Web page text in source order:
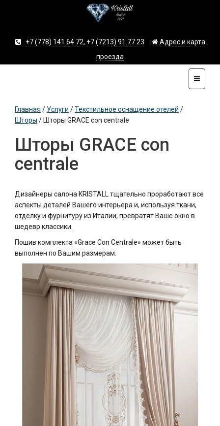
+7 (778) 141 64 72, +7 (7213) 91 77 23
Адрес и карта
проезда
Главная / Услуги /Текстильное оснащение отелей /
Шторы / Шторы GRACE con centrale
Шторы GRACE con
centrale
Дизайнеры салона KRISTALL тщательно проработают все
аспекты деталей Вашего интерьера и, используя ткани,
отделку и фурнитуру из Италии, превратят Ваше окно в
шедевр классики.
Пошив комплекта «Grace Con Centrale» может быть
выполнен по Вашим размерам.